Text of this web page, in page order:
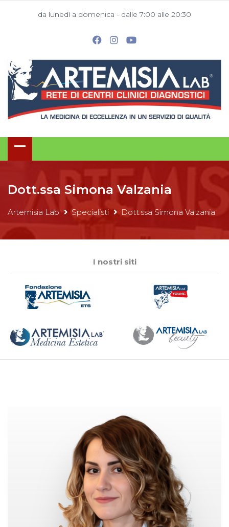
da lunedì a domenica - dalle 7:00 alle 20:30
Dott.ssa Simona Valzania
Artemisia Lab Specialisti Dott.ssa Simona Valzania
I nostri siti